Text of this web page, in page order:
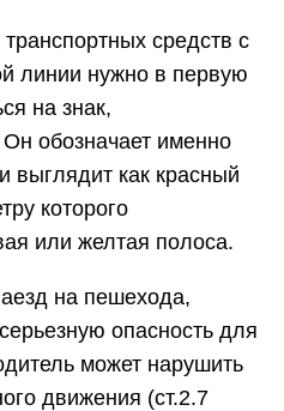
средств с
линии нужно в первую
на знак,
обозначает именно
выглядит как красный
которого
или желтая полоса.
на пешехода,
опасность для
может нарушить
движения (ст.2.7